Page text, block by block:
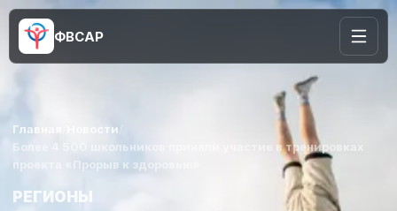
ФВСАР
Главная Новости
Более 4 500 школьников приняли участие в тренировках
проекта «Прорыв к здоровью»
РЕГИОНЫ